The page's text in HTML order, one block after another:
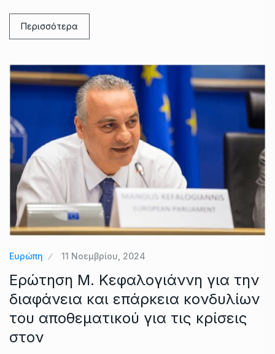
Περισσότερα
Ευρώπη 11 Νοεμβρίου, 2024
Ερώτηση Μ. Κεφαλογιάννη για την
διαφάνεια και επάρκεια κονδυλίων
του αποθεματικού για τις κρίσεις
στον